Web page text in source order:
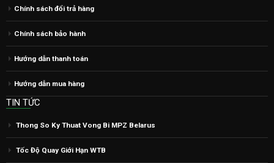
Chính sách đổi trả hàng
Chính sách bảo hành
Hướng dẫn thanh toán
Hướng dẫn mua hàng
TIN TỨC
Thong So Ky Thuat Vong Bi MPZ Belarus
Tốc Độ Quay Giới Hạn WTB